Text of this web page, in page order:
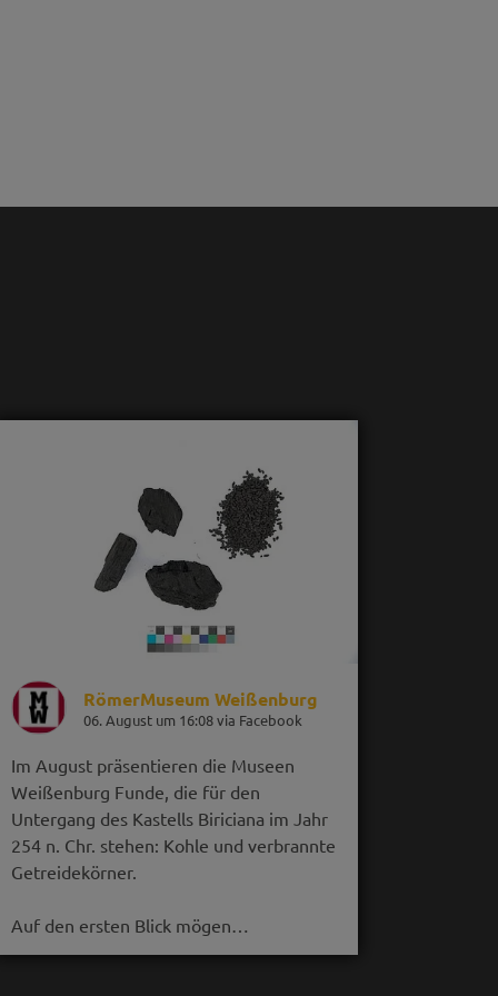
RömerMuseum Weißenburg
06. August um 16:08 via Facebook
Im August präsentieren die Museen
Weißenburg Funde, die für den
Untergang des Kastells Biriciana im Jahr
254 n. Chr. stehen: Kohle und verbrannte
Getreidekörner.
Auf den ersten Blick mögen…